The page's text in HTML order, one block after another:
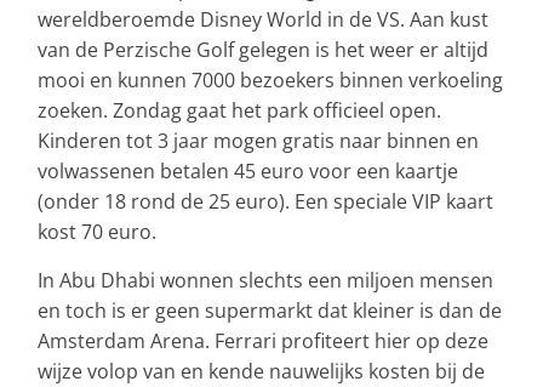
wereldberoemde Disney World in de VS. Aan kust
van de Perzische Golf gelegen is het weer er altijd
mooi en kunnen 7000 bezoekers binnen verkoeling
zoeken. Zondag gaat het park officieel open.
Kinderen tot 3 jaar mogen gratis naar binnen en
volwassenen betalen 45 euro voor een kaartje
(onder 18 rond de 25 euro). Een speciale VIP kaart
kost 70 euro.
In Abu Dhabi wonnen slechts een miljoen mensen
en toch is er geen supermarkt dat kleiner is dan de
Amsterdam Arena. Ferrari profiteert hier op deze
wijze volop van en kende nauwelijks kosten bij de